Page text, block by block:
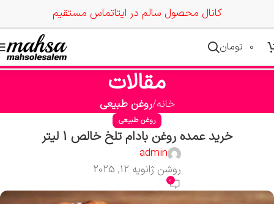
کانال محصول سالم در ایتاتماس مستقیم
0 تومان
مقالات
خانه روغن طبیعی
روغن طبیعی
خرید عمده روغن بادام تلخ خالص 1 لیتر
admin
روشن ژانویه 12, 2025
0